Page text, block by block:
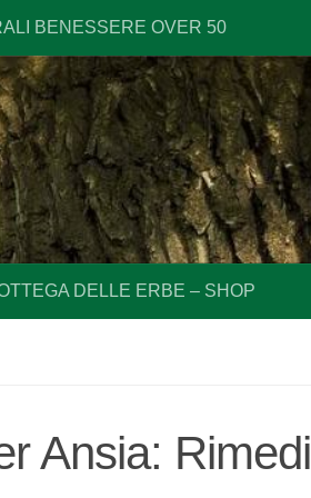
BENESSERE OVER 50
DELLE ERBE – SHOP
Ansia: Rimedi